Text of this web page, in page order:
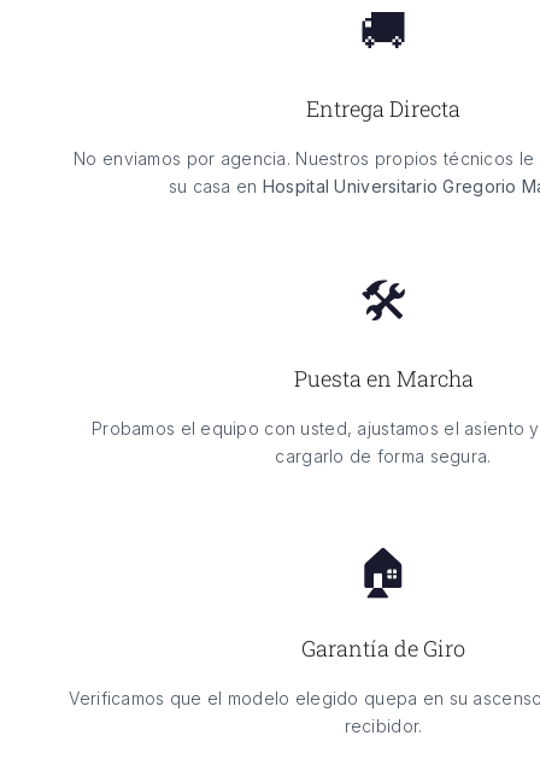
🚚
Entrega Directa
No enviamos por agencia. Nuestros propios técnicos
su casa en Hospital Universitario Gregorio
🛠️
Puesta en Marcha
Probamos el equipo con usted, ajustamos el asiento
cargarlo de forma segura.
🏠
Garantía de Giro
Verificamos que el modelo elegido quepa en su
recibidor.